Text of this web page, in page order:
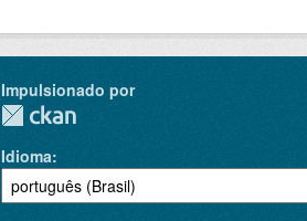
Impulsionado por
Idioma